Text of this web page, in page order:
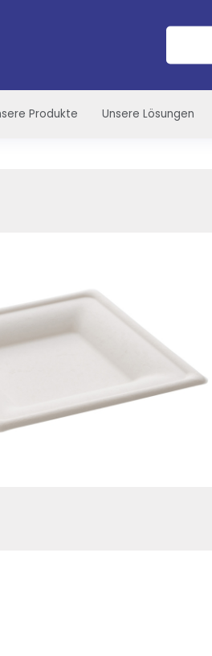
Suche
Produkte Unsere Lösungen